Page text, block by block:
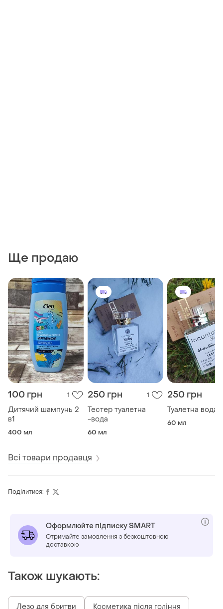
Ще продаю
100 грн 1
Дитячий шампунь 2
в1
400 мл
250 грн 1
Тестер туалетна
-вода
60 мл
250 грн
Туалетна вода
60 мл
Всі товари продавця
Поділитися:
Оформлюйте підписку SMART
Отримайте замовлення з безкоштовною
доставкою
Також шукають:
Лезо для бритви Косметика після гоління